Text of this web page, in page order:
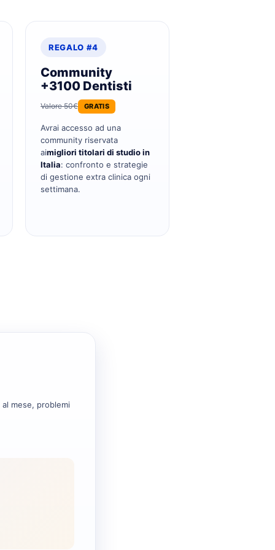
REGALO #4
Community
+3100 Dentisti
Valore 50€ GRATIS
Avrai accesso ad una
community riservata
aimigliori titolari di studio in
Italia: confronto e strategie
di gestione extra clinica ogni
settimana.
mese, problemi